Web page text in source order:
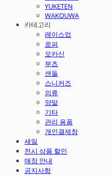
YUKETEN
WAKOUWA
카테고리
레이스업
로퍼
모카신
부츠
샌들
스니커즈
의류
양말
기타
관리 용품
개인결제창
세일
전시 상품 할인
매장 안내
공지사항